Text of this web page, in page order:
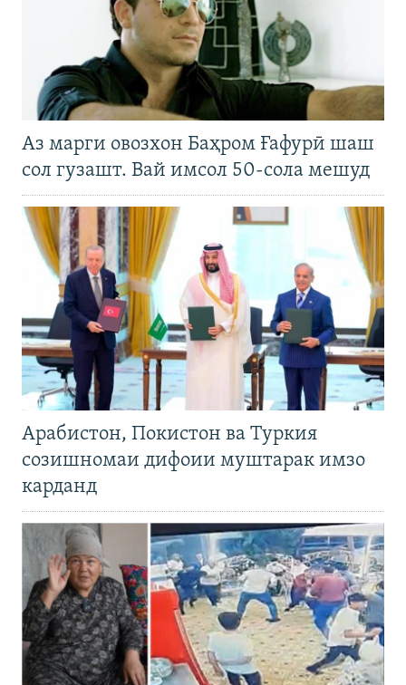
Аз марги овозхон Баҳром Ғафурӣ шаш
сол гузашт. Вай имсол 50-сола мешуд
Арабистон, Покистон ва Туркия
созишномаи дифоии муштарак имзо
карданд